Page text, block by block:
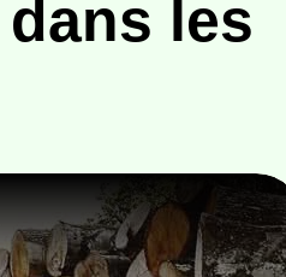
dans les
d'arbre 69